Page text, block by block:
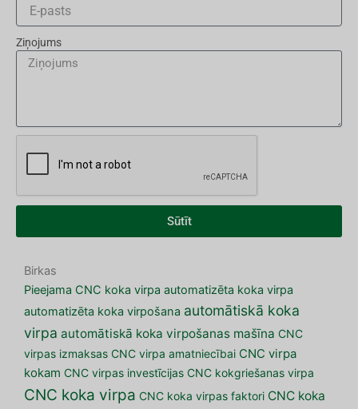
Ziņojums
Sūtīt
Birkas
Pieejama CNC koka virpa automatizēta koka virpa
automatizēta koka virpošana automātiskā koka
virpa automātiskā koka virpošanas mašīna CNC
virpas izmaksas CNC virpa amatniecībai CNC virpa
kokam CNC virpas investīcijas CNC kokgriešanas virpa
CNC koka virpa CNC koka virpas faktori CNC koka